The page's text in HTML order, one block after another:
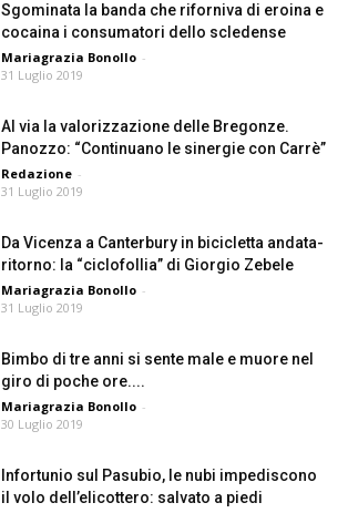
Sgominata la banda che riforniva di eroina e
cocaina i consumatori dello scledense
Mariagrazia Bonollo -
31 Luglio 2019
Al via la valorizzazione delle Bregonze.
Panozzo: “Continuano le sinergie con Carrè”
Redazione -
31 Luglio 2019
Da Vicenza a Canterbury in bicicletta andata-
ritorno: la “ciclofollia” di Giorgio Zebele
Mariagrazia Bonollo -
31 Luglio 2019
Bimbo di tre anni si sente male e muore nel
giro di poche ore....
Mariagrazia Bonollo -
30 Luglio 2019
Infortunio sul Pasubio, le nubi impediscono
il volo dell’elicottero: salvato a piedi